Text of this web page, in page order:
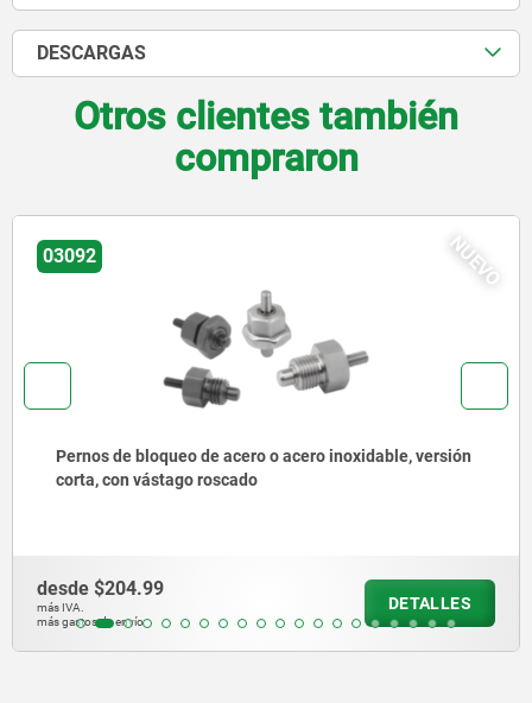
DESCARGAS
Otros clientes también
compraron
NUEVO
03192-06
Casquillos receptores de acero inoxidable para sensor
de estado para perno de bloqueo de bola con
desde$782.60
más IVA.
más gastos de envío
DETALLES